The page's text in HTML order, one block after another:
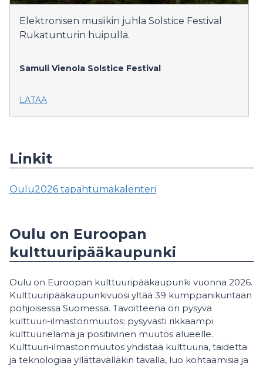
Elektronisen musiikin juhla Solstice Festival
Rukatunturin huipulla.
Samuli Vienola Solstice Festival
LATAA
Linkit
Oulu2026 tapahtumakalenteri
Oulu on Euroopan
kulttuuripääkaupunki
Oulu on Euroopan kulttuuripääkaupunki vuonna 2026.
Kulttuuripääkaupunkivuosi yltää 39 kumppanikuntaan
pohjoisessa Suomessa. Tavoitteena on pysyvä
kulttuuri-ilmastonmuutos; pysyvästi rikkaampi
kulttuurielämä ja positiivinen muutos alueelle.
Kulttuuri-ilmastonmuutos yhdistää kulttuuria, taidetta
ja teknologiaa yllättävälläkin tavalla, luo kohtaamisia ja